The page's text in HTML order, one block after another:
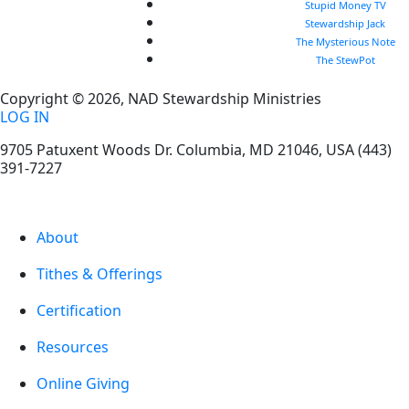
Stupid Money TV
Stewardship Jack
The Mysterious Note
The StewPot
Copyright © 2026, NAD Stewardship Ministries
LOG IN
9705 Patuxent Woods Dr. Columbia, MD 21046, USA(443)
391-7227
About
Tithes & Offerings
Certification
Resources
Online Giving